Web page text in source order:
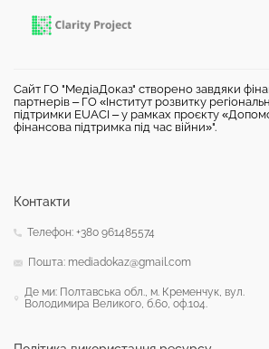
Сайт ГО "МедіаДоказ" створено завдяки
партнерів – ГО «Інститут розвитку
підтримки EUACI – у рамках проєкту
фінансова підтримка під час війни»".
Контакти
Телефон: +380 961485574
Пошта: mediadokaz@gmail.com
Де ми: Полтавська обл., м. Кременчук, вул.
Володимира Великого, б.60, оф.104.